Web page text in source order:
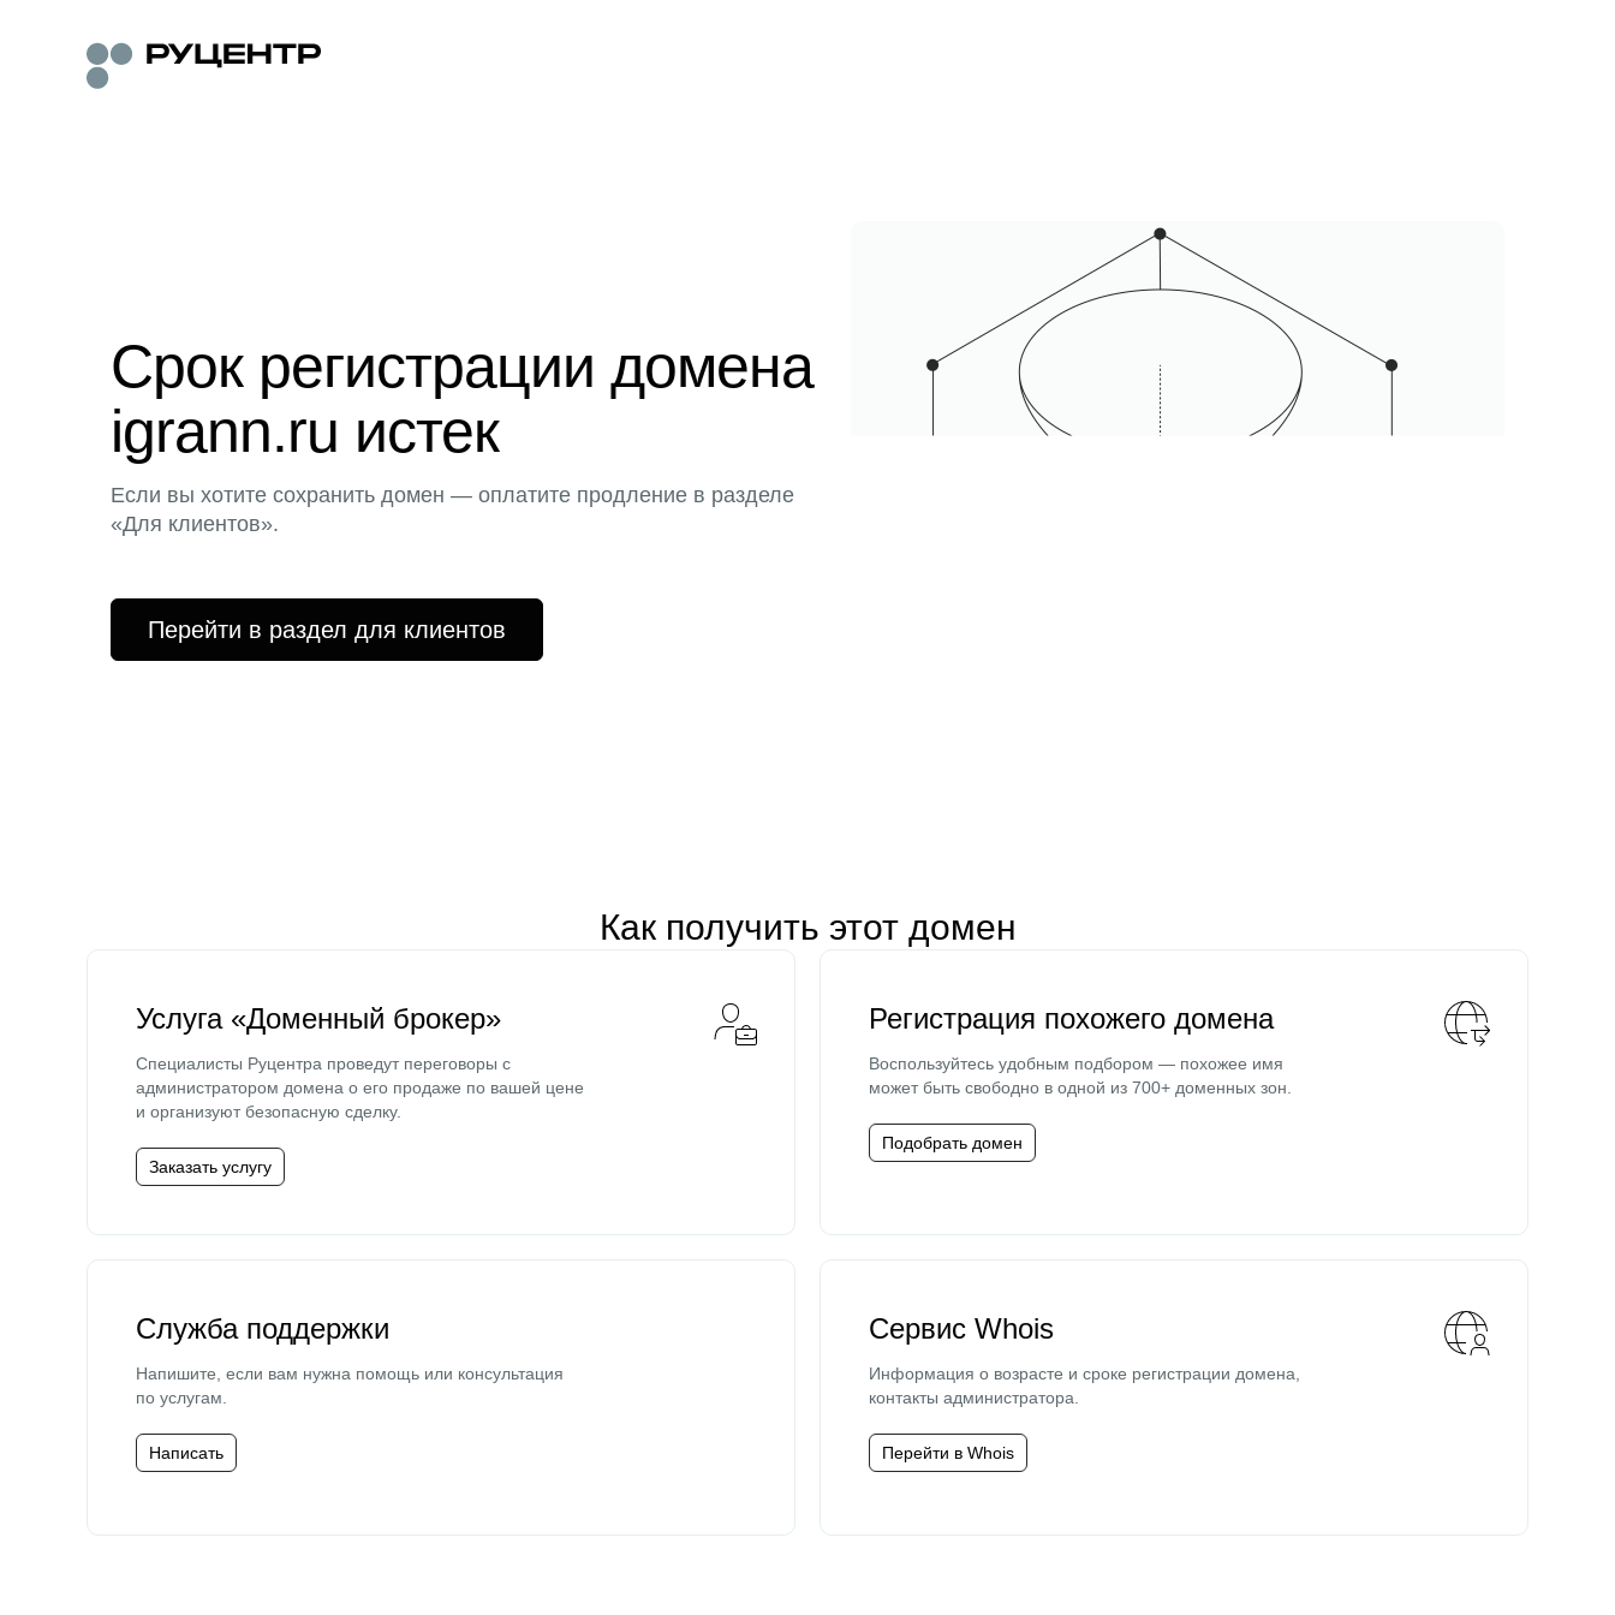
Срок регистрации домена
igrann.ru истек
Если вы хотите сохранить домен — оплатите продление в разделе
«Для клиентов».
Перейти в раздел для клиентов
Как получить этот домен
Услуга «Доменный брокер»
Специалисты Руцентра проведут переговоры с
администратором домена о его продаже по вашей цене
и организуют безопасную сделку.
Заказать услугу
Регистрация похожего домена
Воспользуйтесь удобным подбором — похожее имя
может быть свободно в одной из 700+ доменных зон.
Подобрать домен
Служба поддержки
Напишите, если вам нужна помощь или консультация
по услугам.
Написать
Сервис Whois
Информация о возрасте и сроке регистрации домена,
контакты администратора.
Перейти в Whois